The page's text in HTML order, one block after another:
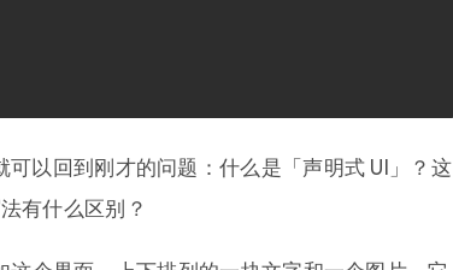
以回到刚才的问题：什么是「声明式 UI」？这
有什么区别？